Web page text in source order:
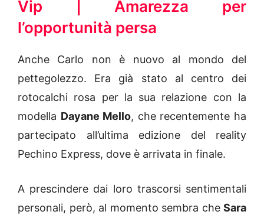
Vip | Amarezza per
l’opportunità persa
Anche Carlo non è nuovo al mondo del
pettegolezzo. Era già stato al centro dei
rotocalchi rosa per la sua relazione con la
modella Dayane Mello, che recentemente ha
partecipato all’ultima edizione del reality
Pechino Express, dove è arrivata in finale.
A prescindere dai loro trascorsi sentimentali
personali, però, al momento sembra che Sara